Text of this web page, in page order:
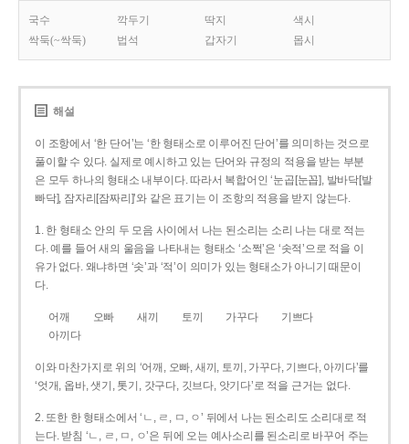
국수 깍두기 딱지
색시
싹둑(~싹둑)
법석 갑자기 몹시
해설
이 조항에서 ‘한 단어’는 ‘한 형태소로 이루어진 단어’를 의미하는 것으로
풀이할 수 있다. 실제로 예시하고 있는 단어와 규정의 적용을 받는 부분
은 모두 하나의 형태소 내부이다. 따라서 복합어인 ‘눈곱[눈꼽], 발바닥[발
빠닥], 잠자리[잠짜리]’와 같은 표기는 이 조항의 적용을 받지 않는다.
1. 한 형태소 안의 두 모음 사이에서 나는 된소리는 소리 나는 대로 적는
다. 예를 들어 새의 울음을 나타내는 형태소 ‘소쩍’은 ‘솟적’으로 적을 이
유가 없다. 왜냐하면 ‘솟’과 ‘적’이 의미가 있는 형태소가 아니기 때문이
다.
어깨 오빠 새끼 토끼 가꾸다
기쁘다
아끼다
이와 마찬가지로 위의 ‘어깨, 오빠, 새끼, 토끼, 가꾸다, 기쁘다, 아끼다’를
‘엇개, 옵바, 샛기, 톳기, 갓구다, 깃브다, 앗기다’로 적을 근거는 없다.
2. 또한 한 형태소에서 ‘ㄴ, ㄹ, ㅁ, ㅇ’ 뒤에서 나는 된소리도 소리대로 적
는다. 받침 ‘ㄴ, ㄹ, ㅁ, ㅇ’은 뒤에 오는 예사소리를 된소리로 바꾸어 주는